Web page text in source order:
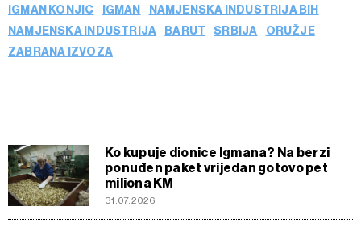
IGMAN KONJIC IGMAN
NAMJENSKA INDUSTRIJA BIH
NAMJENSKA INDUSTRIJA
BARUT SRBIJA
ORUŽJE
ZABRANA IZVOZA
Ko kupuje dionice Igmana? Na berzi
ponuđen paket vrijedan gotovo pet
miliona KM
31.07.2026